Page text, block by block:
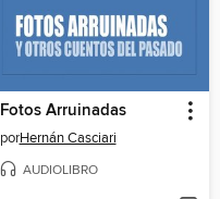
Fotos Arruinadas
porHernán Casciari
AUDIOLIBRO